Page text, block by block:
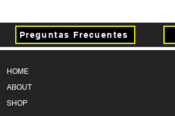
Preguntas Frecuentes
HOME
ABOUT
SHOP